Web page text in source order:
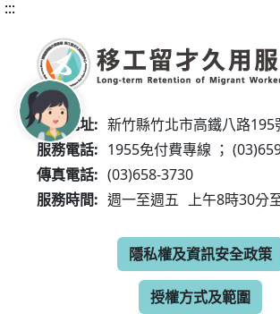
:::
服務地址: 新竹縣竹北市高鐵八路195
服務電話: 1955免付費專線 ；
傳真電話: (03)658-3730
服務時間: 週一至週五 上午8時30分
隱私權及資訊安全政策
授權方式及範圍